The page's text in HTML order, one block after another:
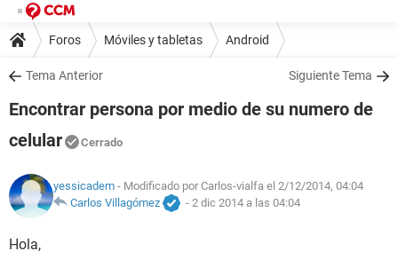
Foros Móviles y tabletas Android
Tema Anterior Siguiente Tema
Encontrar persona por medio de su numero de
celular
Cerrado
yessicadem - Modificado por Carlos-vialfa el 2/12/2014, 04:04
Carlos Villagómez
- 2 dic 2014 a las 04:04
Hola,